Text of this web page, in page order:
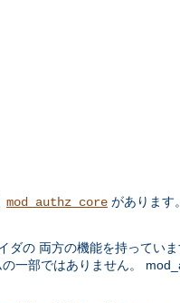
mod_authz_core があります
ダの 両方の機能を持っていま
一部ではありません。